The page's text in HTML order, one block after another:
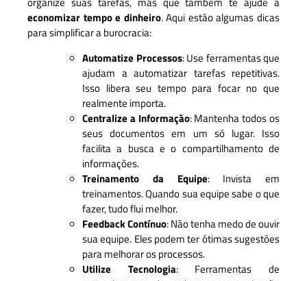
economizar tempo e dinheiro. Aqui estão algumas dicas
para simplificar a burocracia:
Automatize Processos: Use ferramentas que
ajudam a automatizar tarefas repetitivas.
Isso libera seu tempo para focar no que
realmente importa.
Centralize a Informação: Mantenha todos os
seus documentos em um só lugar. Isso
facilita a busca e o compartilhamento de
informações.
Treinamento da Equipe: Invista em
treinamentos. Quando sua equipe sabe o que
fazer, tudo flui melhor.
Feedback Contínuo: Não tenha medo de ouvir
sua equipe. Eles podem ter ótimas sugestões
para melhorar os processos.
Utilize Tecnologia: Ferramentas de